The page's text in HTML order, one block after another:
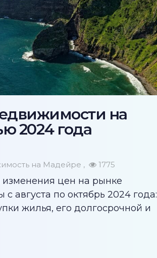
на
2024 года
на Мадейре 1775
изменения цен на рынке
августа по октябрь 2024 года:
жилья, его долгосрочной и